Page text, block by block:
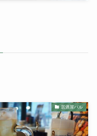
居酒屋バル